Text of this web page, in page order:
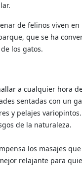
de felinos viven en
que se ha
los gatos.
a cualquier hora
sentadas con un
y pelajes
de la naturaleza.
los masajes
relajante para